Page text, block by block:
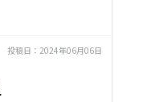
投稿日： 2024年06月06日